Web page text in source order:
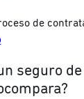
de
seguro